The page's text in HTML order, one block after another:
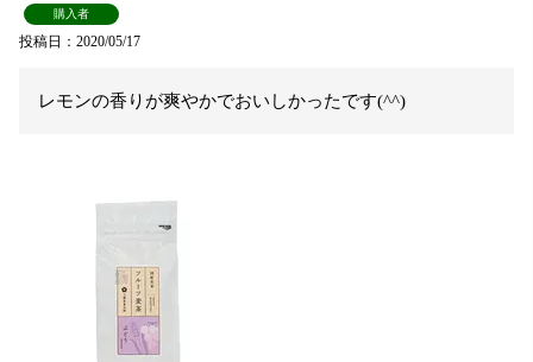
購入者
投稿日 2020/05/17
レモンの香りが爽やかでおいしかったです(^^)